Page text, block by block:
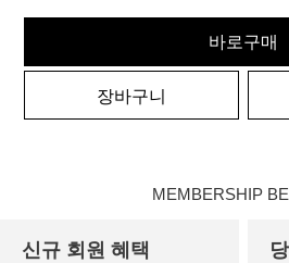
바로구매
장바구니
MEMBERSHIP
신규 회원 혜택